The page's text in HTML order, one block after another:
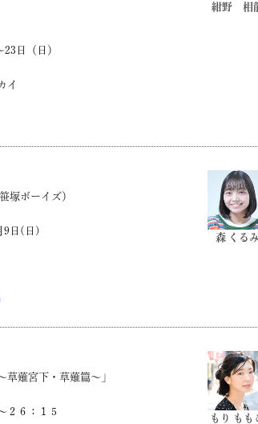
日（日）
イ
紺野 相
塚ボーイズ）
9日(日)
森 くる
草薙宮下・草薙篇～」
２６：１５
もり もも